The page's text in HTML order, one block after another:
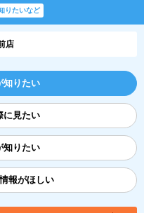
りたいなど
店
知りたい
に見たい
知りたい
報がほしい